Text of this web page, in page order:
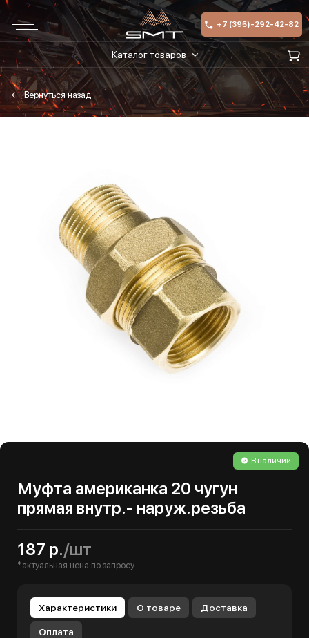
+7 (395)-292-42-82
Каталог товаров
В наличии
Муфта американка 20 чугун
прямая внутр.- наруж.резьба
187 р./шт
*актуальная цена по запросу
Характеристики О товаре Доставка
Оплата